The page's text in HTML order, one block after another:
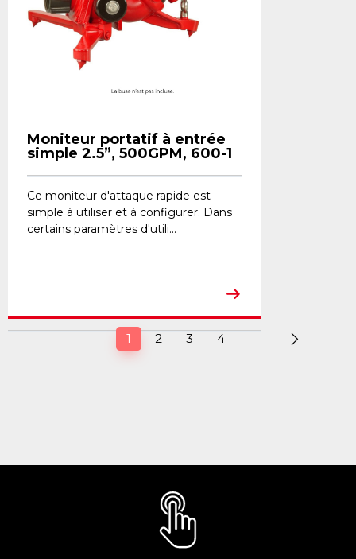
Moniteur portatif à entrée
simple 2.5”, 500GPM, 600-1
Ce moniteur d'attaque rapide est
simple à utiliser et à configurer. Dans
certains paramètres d'utili...
1 (current)
2 3 4